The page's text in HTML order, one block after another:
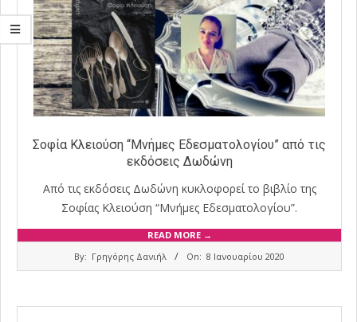
Σοφία Κλειούση “Μνήμες Εδεσματολογίου” από τις
εκδόσεις Δωδώνη
Από τις εκδόσεις Δωδώνη κυκλοφορεί το βιβλίο της
Σοφίας Κλειούση “Μνήμες Εδεσματολογίου”.
READ MORE →
By: Γρηγόρης Δανιήλ On: 8 Ιανουαρίου 2020